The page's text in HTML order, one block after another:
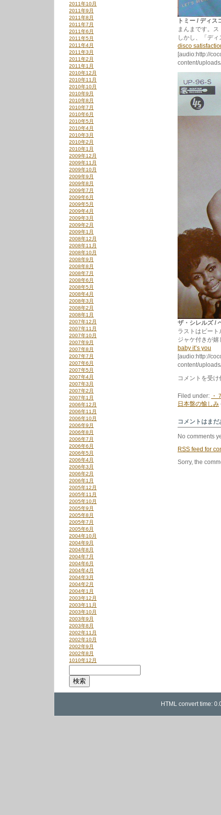
トミー / ディ
まんまです。
しかし、「デ
disco
[audio:http://
content/
ザ・シレルズ /
ラストはビート
ジャケ付きが
baby it’s you
[audio:http://
content/
洋
ッ
ク/
プ
日
本
盤
7
コメントを受
Filed under: ・
日本盤の愉しみ
コメントはま
No comments
RSS feed for
Sorry, the
2011年10月
2011年9月
2011年8月
2011年7月
2011年6月
2011年5月
2011年4月
2011年3月
2011年2月
2011年1月
2010年12月
2010年11月
2010年10月
2010年9月
2010年8月
2010年7月
2010年6月
2010年5月
2010年4月
2010年3月
2010年2月
2010年1月
2009年12月
2009年11月
2009年10月
2009年9月
2009年8月
2009年7月
2009年6月
2009年5月
2009年4月
2009年3月
2009年2月
2009年1月
2008年12月
2008年11月
2008年10月
2008年9月
2008年8月
2008年7月
2008年6月
2008年5月
2008年4月
2008年3月
2008年2月
2008年1月
2007年12月
2007年11月
2007年10月
2007年9月
2007年8月
2007年7月
2007年6月
2007年5月
2007年4月
2007年3月
2007年2月
2007年1月
2006年12月
2006年11月
2006年10月
2006年9月
2006年8月
2006年7月
2006年6月
2006年5月
2006年4月
2006年3月
2006年2月
2006年1月
2005年12月
2005年11月
2005年10月
2005年9月
2005年8月
2005年7月
2005年6月
2004年10月
2004年9月
2004年8月
2004年7月
2004年6月
2004年4月
2004年3月
2004年2月
2004年1月
2003年12月
2003年11月
2003年10月
2003年9月
2003年8月
2002年11月
2002年10月
2002年9月
2002年8月
1010年12月
HTML convert time: